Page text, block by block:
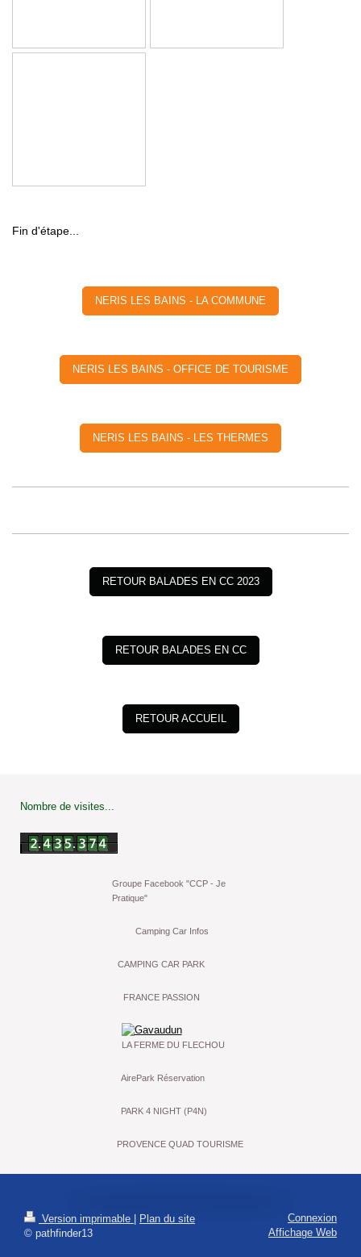
Fin d'étape...
NERIS LES BAINS - LA COMMUNE
NERIS LES BAINS - OFFICE DE TOURISME
NERIS LES BAINS - LES THERMES
RETOUR BALADES EN CC 2023
RETOUR BALADES EN CC
RETOUR ACCUEIL
Nombre de visites...
Groupe Facebook "CCP - Je
Pratique"
Camping Car Infos
CAMPING CAR PARK
FRANCE PASSION
LA FERME DU FLECHOU
AirePark Réservation
PARK 4 NIGHT (P4N)
PROVENCE QUAD TOURISME
Version imprimable
Plan du site
© pathfinder13
Connexion
Affichage Web